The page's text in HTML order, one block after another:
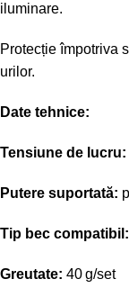
iluminare.
Protecție împotriva
urilor.
Date tehnice:
Tensiune de lucru:
Putere suportată:
Tip bec compatibil:
Greutate: 40 g/set